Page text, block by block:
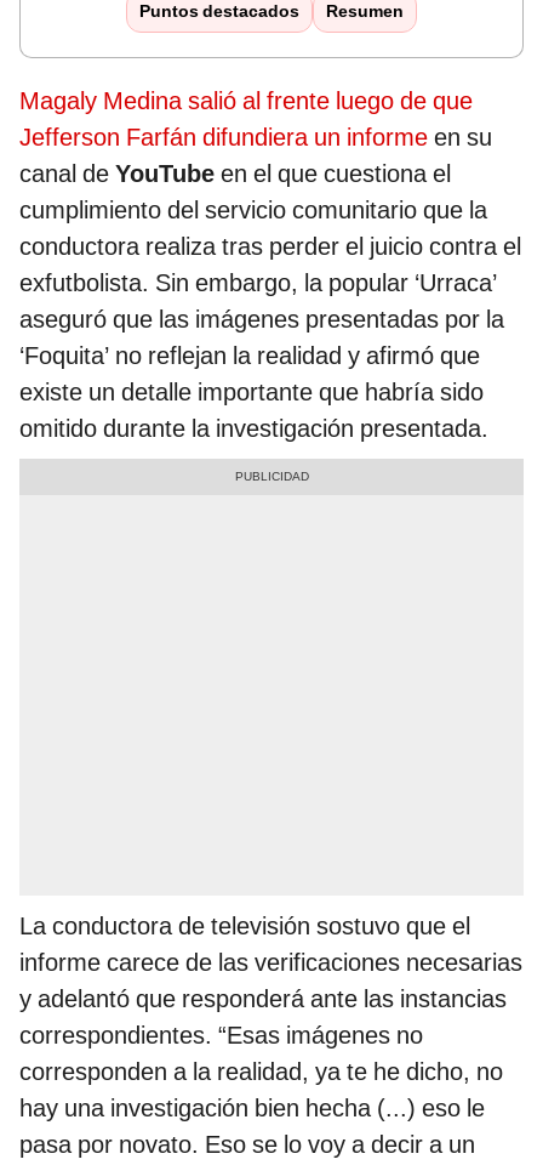
Puntos destacados Resumen
Magaly Medina salió al frente luego de que
Jefferson Farfán difundiera un informe en su
canal de YouTube en el que cuestiona el
cumplimiento del servicio comunitario que la
conductora realiza tras perder el juicio contra el
exfutbolista. Sin embargo, la popular ‘Urraca’
aseguró que las imágenes presentadas por la
‘Foquita’ no reflejan la realidad y afirmó que
existe un detalle importante que habría sido
omitido durante la investigación presentada.
La conductora de televisión sostuvo que el
informe carece de las verificaciones necesarias
y adelantó que responderá ante las instancias
correspondientes. “Esas imágenes no
corresponden a la realidad, ya te he dicho, no
hay una investigación bien hecha (...) eso le
pasa por novato. Eso se lo voy a decir a un